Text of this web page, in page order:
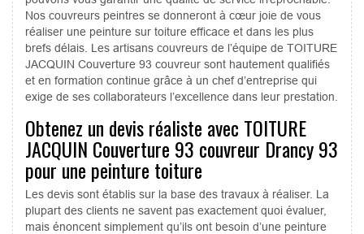
Nos couvreurs peintres se donneront à cœur joie de vous
réaliser une peinture sur toiture efficace et dans les plus
brefs délais. Les artisans couvreurs de l’équipe de TOITURE
JACQUIN Couverture 93 couvreur sont hautement qualifiés
et en formation continue grâce à un chef d’entreprise qui
exige de ses collaborateurs l’excellence dans leur prestation.
Obtenez un devis réaliste avec TOITURE
JACQUIN Couverture 93 couvreur Drancy 93
pour une peinture toiture
Les devis sont établis sur la base des travaux à réaliser. La
plupart des clients ne savent pas exactement quoi évaluer,
mais énoncent simplement qu’ils ont besoin d’une peinture